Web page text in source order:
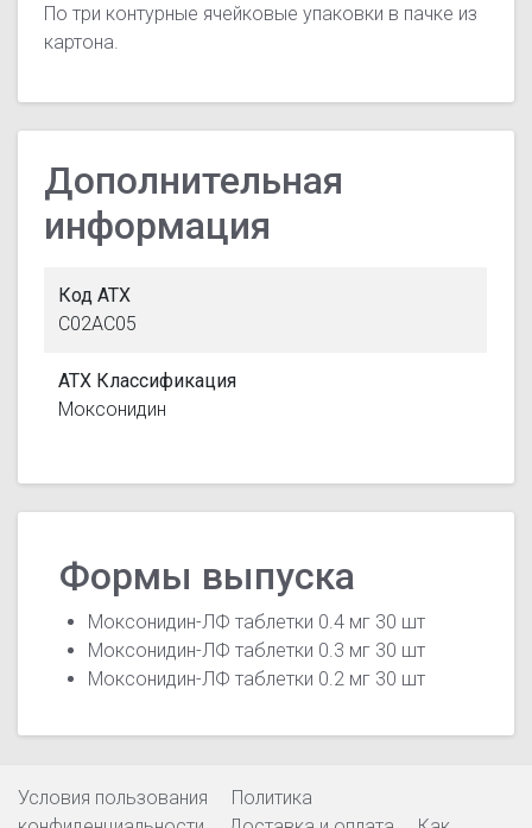
По три контурные ячейковые упаковки в пачке из
картона.
Дополнительная
информация
Код АТХ
C02AC05
АТХ Классификация
Моксонидин
Формы выпуска
Моксонидин-ЛФ таблетки 0.4 мг 30 шт
Моксонидин-ЛФ таблетки 0.3 мг 30 шт
Моксонидин-ЛФ таблетки 0.2 мг 30 шт
Условия пользования
Политика